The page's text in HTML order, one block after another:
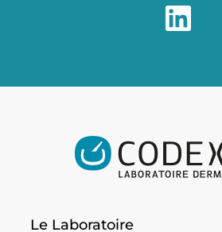
Le Laboratoire